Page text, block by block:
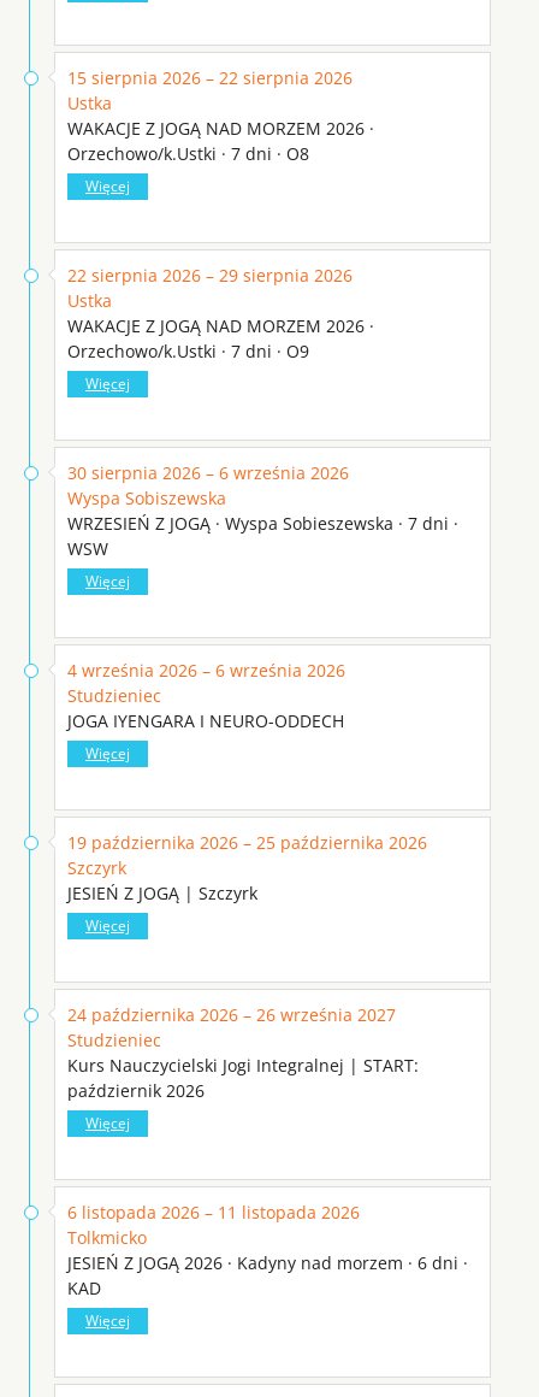
15 sierpnia 2026 – 22 sierpnia 2026
Ustka
WAKACJE Z JOGĄ NAD MORZEM 2026 ·
Orzechowo/k.Ustki · 7 dni · O8
Więcej
22 sierpnia 2026 – 29 sierpnia 2026
Ustka
WAKACJE Z JOGĄ NAD MORZEM 2026 ·
Orzechowo/k.Ustki · 7 dni · O9
Więcej
30 sierpnia 2026 – 6 września 2026
Wyspa Sobiszewska
WRZESIEŃ Z JOGĄ · Wyspa Sobieszewska · 7 dni ·
WSW
Więcej
4 września 2026 – 6 września 2026
Studzieniec
JOGA IYENGARA I NEURO-ODDECH
Więcej
19 października 2026 – 25 października 2026
Szczyrk
JESIEŃ Z JOGĄ | Szczyrk
Więcej
24 października 2026 – 26 września 2027
Studzieniec
Kurs Nauczycielski Jogi Integralnej | START:
październik 2026
Więcej
6 listopada 2026 – 11 listopada 2026
Tolkmicko
JESIEŃ Z JOGĄ 2026 · Kadyny nad morzem · 6 dni ·
KAD
Więcej